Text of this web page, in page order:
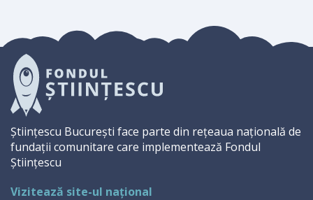
Științescu București face parte din rețeaua națională de
fundații comunitare care implementează Fondul
Științescu
Vizitează site-ul național